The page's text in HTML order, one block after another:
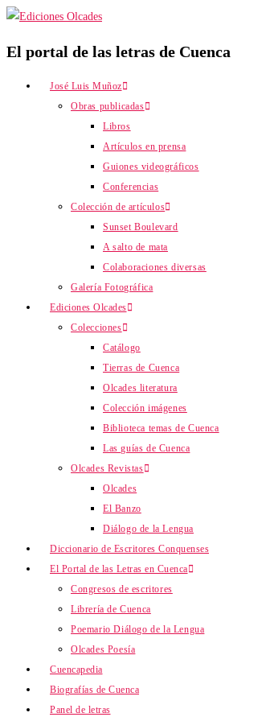
El portal de las letras de Cuenca
José Luis Muñoz
Obras publicadas
Libros
Artículos en prensa
Guiones videográficos
Conferencias
Colección de artículos
Sunset Boulevard
A salto de mata
Colaboraciones diversas
Galería Fotográfica
Ediciones Olcades
Colecciones
Catálogo
Tierras de Cuenca
Olcades literatura
Colección imágenes
Biblioteca temas de Cuenca
Las guías de Cuenca
Olcades Revistas
Olcades
El Banzo
Diálogo de la Lengua
Diccionario de Escritores Conquenses
El Portal de las Letras en Cuenca
Congresos de escritores
Librería de Cuenca
Poemario Diálogo de la Lengua
Olcades Poesía
Cuencapedia
Biografías de Cuenca
Panel de letras